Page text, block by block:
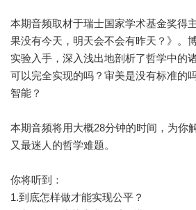
本期音频取材于瑞士国家学术基金奖得
果没有今天，明天会不会有昨天？》。
实验入手，深入浅出地剖析了哲学中的
可以完全实现的吗？审美是没有标准的
智能？
本期音频将用大概28分钟的时间，为你
又最迷人的哲学难题。
你将听到：
1.到底怎样做才能实现公平？